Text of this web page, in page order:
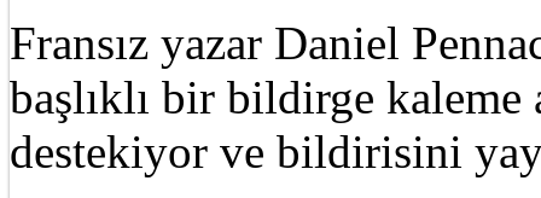
Fransız yazar Daniel
başlıklı bir bildirge kaleme
destekiyor ve bildirisini